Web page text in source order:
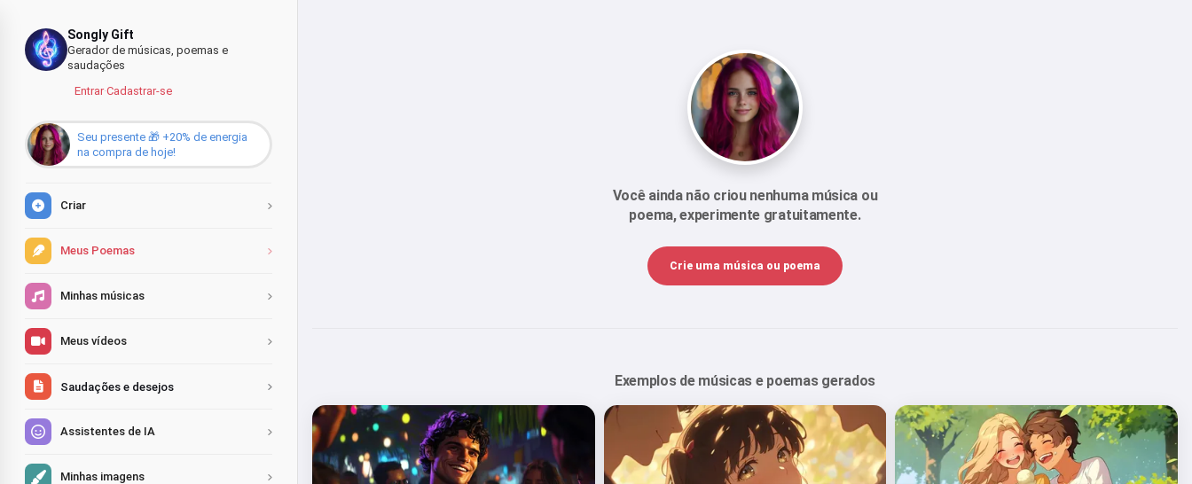
Songly Gift
Gerador de músicas, poemas e
saudações
Entrar·Cadastrar-se
Seu presente 🎁 +20% de energia
na compra de hoje!
Criar
Meus Poemas
Minhas músicas
Meus vídeos
Saudações e desejos
Assistentes de IA
Minhas imagens
Você ainda não criou nenhuma música ou
poema, experimente gratuitamente.
Crie uma música ou poema
Exemplos de músicas e poemas gerados